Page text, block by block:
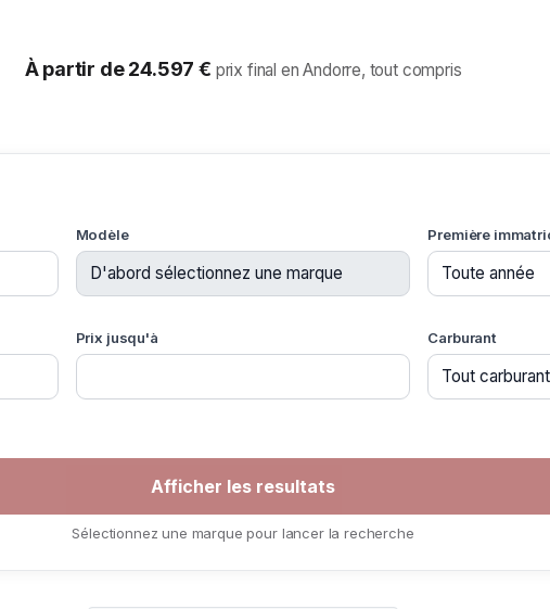
À partir de 24.597 € prix final en Andorre, tout compris
Modèle Première
Prix jusqu'à Carburant
Sélectionnez une marque pour lancer la recherche